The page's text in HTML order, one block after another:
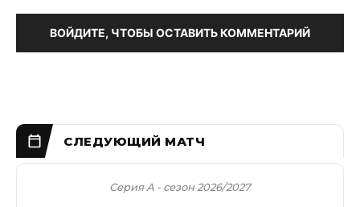
ВОЙДИТЕ, ЧТОБЫ ОСТАВИТЬ КОММЕНТАРИЙ
Серия А - сезон 2026/2027